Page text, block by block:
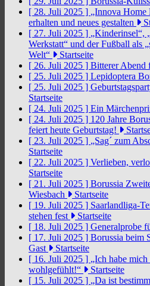
[ 28. Juli 2025 ] „Innova Home
erhalten und neues gestalten
[ 27. Juli 2025 ] „Kinderinsel“,
Werkstatt“ und der Fußball als
Welt“
Startseite
[ 26. Juli 2025 ] Bitterer Abend
[ 25. Juli 2025 ] Lepidoptera
[ 25. Juli 2025 ]
Startseite
[ 24. Juli 2025 ] Ein
[ 24. Juli 2025 ] 120 Jahre
feiert heute Geburtstag!
[ 23. Juli 2025 ] „Sag´ zum
Startseite
[ 22. Juli 2025 ] Verlieben,
Startseite
[ 21. Juli 2025 ] Borussia
Wiesbach
Startseite
[ 19. Juli 2025 ] Saarlandliga-
stehen fest
Startseite
[ 18. Juli 2025 ] Generalprobe
[ 17. Juli 2025 ] Borussia beim
Gast
Startseite
[ 16. Juli 2025 ] „Ich habe
wohlgefühlt!“
Startseite
[ 15. Juli 2025 ] „Da ist